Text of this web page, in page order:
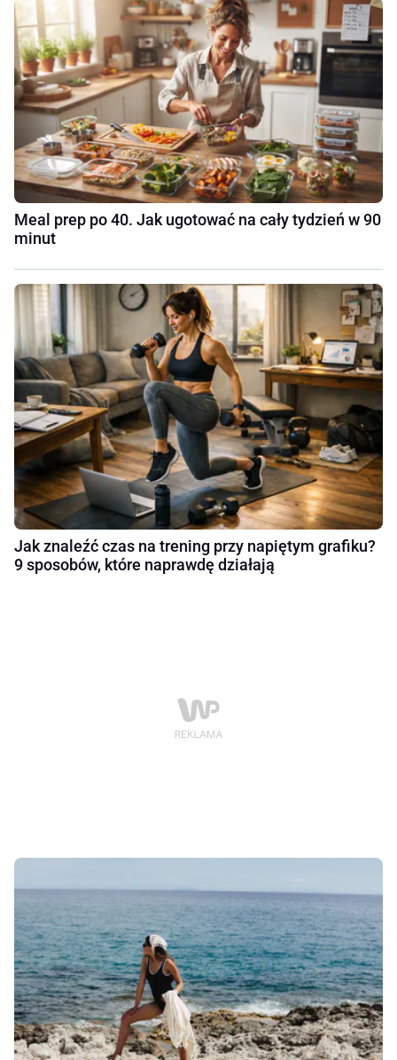
Meal prep po 40. Jak ugotować na cały tydzień w 90
minut
Jak znaleźć czas na trening przy napiętym grafiku?
9 sposobów, które naprawdę działają